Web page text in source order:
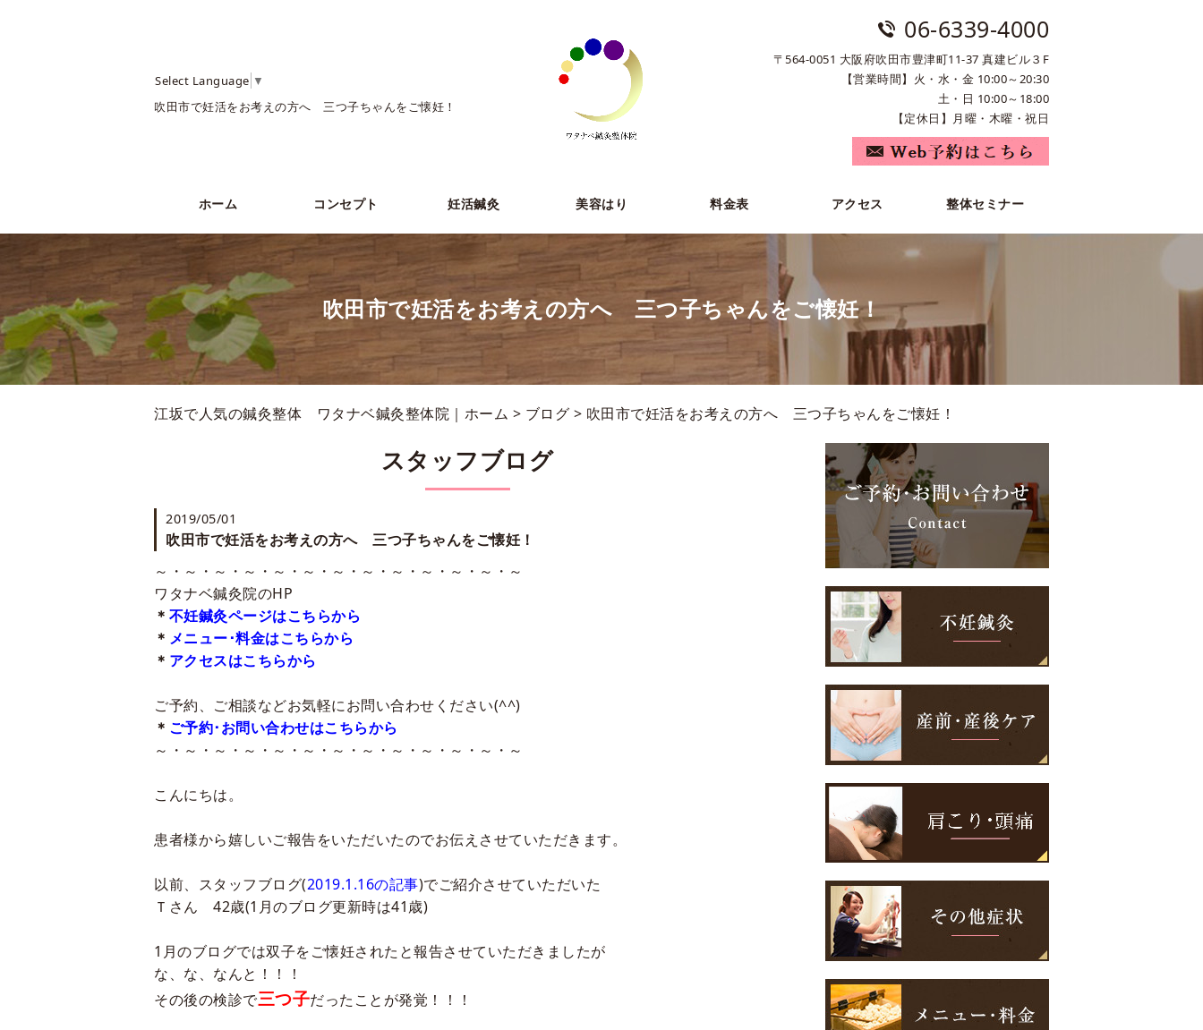
Select Language ▼
吹田市で妊活をお考えの方へ 三つ子ちゃんをご懐妊！
06-6339-4000
〒564-0051 大阪府吹田市豊津町11-37 真建ビル３F
【営業時間】火・水・金 10:00～20:30
土・日 10:00～18:00
【定休日】月曜・木曜・祝日
ホーム コンセプト 妊活鍼灸 美容はり 料金表 アクセス 整体セミナー
吹田市で妊活をお考えの方へ 三つ子ちゃんをご懐妊！
江坂で人気の鍼灸整体 ワタナベ鍼灸整体院｜ホーム > ブログ > 吹田市で妊活をお考えの方へ 三つ子ちゃんをご懐妊！
スタッフブログ
2019/05/01
吹田市で妊活をお考えの方へ 三つ子ちゃんをご懐妊！
～・～・～・～・～・～・～・～・～・～・～・～・～
ワタナベ鍼灸院のHP
＊ 不妊鍼灸ページはこちらから
＊ メニュー･料金はこちらから
＊ アクセスはこちらから
ご予約、ご相談などお気軽にお問い合わせください(^^)
＊ ご予約･お問い合わせはこちらから
～・～・～・～・～・～・～・～・～・～・～・～・～
こんにちは。
患者様から嬉しいご報告をいただいたのでお伝えさせていただきます。
以前、スタッフブログ(2019.1.16の記事)でご紹介させていただいた
Ｔさん 42歳(1 月のブログ更新時は41歳)
1 月のブログでは双子をご懐妊されたと報告させていただきましたが
な、な、なんと！！！
その後の検診で三つ子だったことが発覚！！！